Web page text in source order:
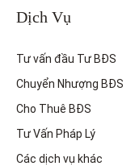
Dịch Vụ
Tư vấn đầu Tư BĐS
Chuyển Nhượng BĐS
Cho Thuê BĐS
Tư Vấn Pháp Lý
Các dịch vụ khác